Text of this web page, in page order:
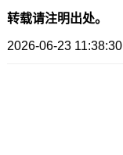
转载请注明出处。
2026-06-23 11:38:30